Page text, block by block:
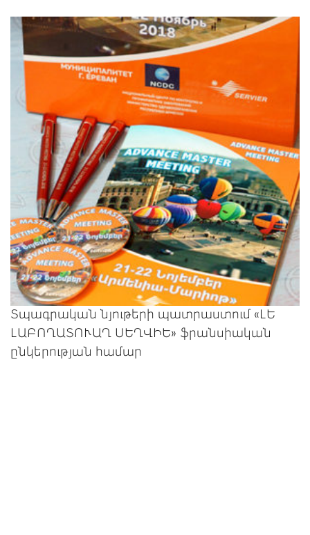
Տպագրական նյութերի պատրաստում «ԼԵ
ԼԱԲՈՂԱՏՈՒԱՂ ՍԵՂՎԻԵ» ֆրանսիական
ընկերության համար